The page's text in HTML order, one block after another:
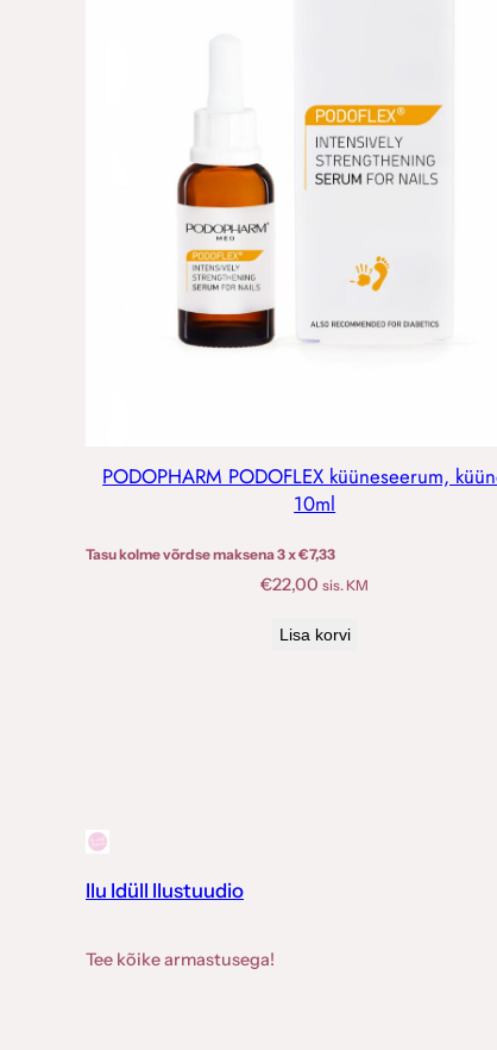
PODOPHARM PODOFLEX küüneseerum,
10ml
Tasu kolme võrdse maksena 3 x€7,33
€22,00 sis. KM
Lisa korvi
Ilu Idüll Ilustuudio
Tee kõike armastusega!